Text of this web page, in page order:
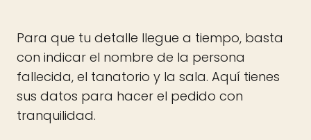
Para que tu detalle llegue a tiempo, basta
con indicar el nombre de la persona
fallecida, el tanatorio y la sala. Aquí tienes
sus datos para hacer el pedido con
tranquilidad.